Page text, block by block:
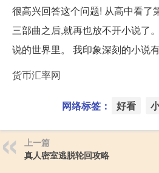
很高兴回答这个问题! 从高中看了
三部曲之后,就再也放不开小说了
说的世界里。 我印象深刻的小说
货币汇率网
网络标签： 好看
上一篇
真人密室逃脱轮回攻略